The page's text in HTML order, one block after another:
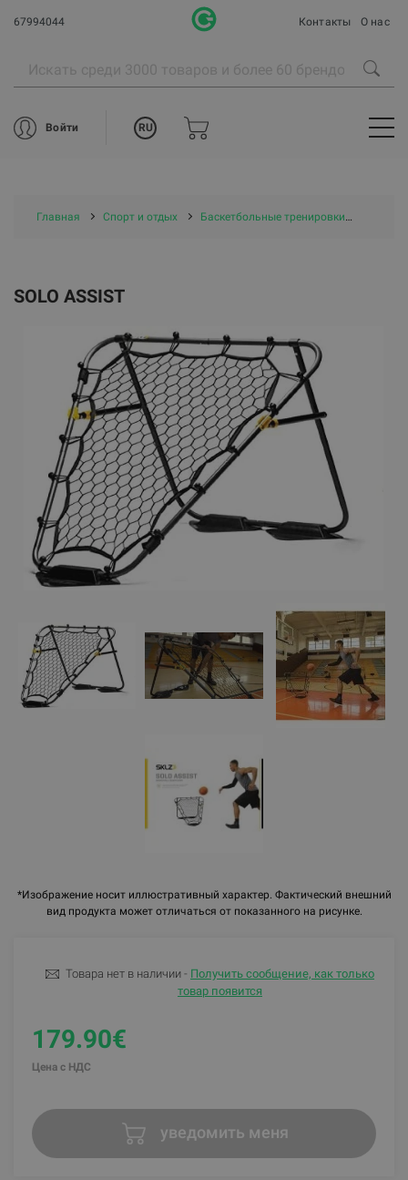
67994044 Контакты О нас
Войти RU
Главная Спорт и отдых Баскетбольные тренировки
*Изображение носит иллюстративный характер. Фактический внешний
вид продукта может отличаться от показанного на рисунке.
SOLO ASSIST
Товара нет в наличии - Получить сообщение, как только
товар появится
179.90€
Цена с НДС
уведомить меня